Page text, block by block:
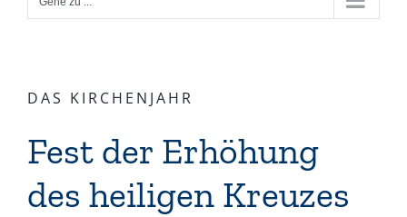
DAS KIRCHENJAHR
Fest der Erhöhung
des heiligen Kreuzes